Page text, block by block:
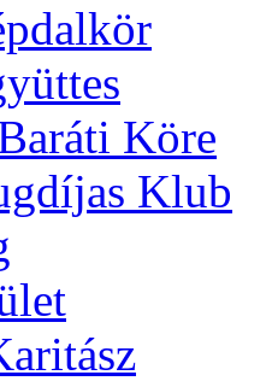
Köre
Klub